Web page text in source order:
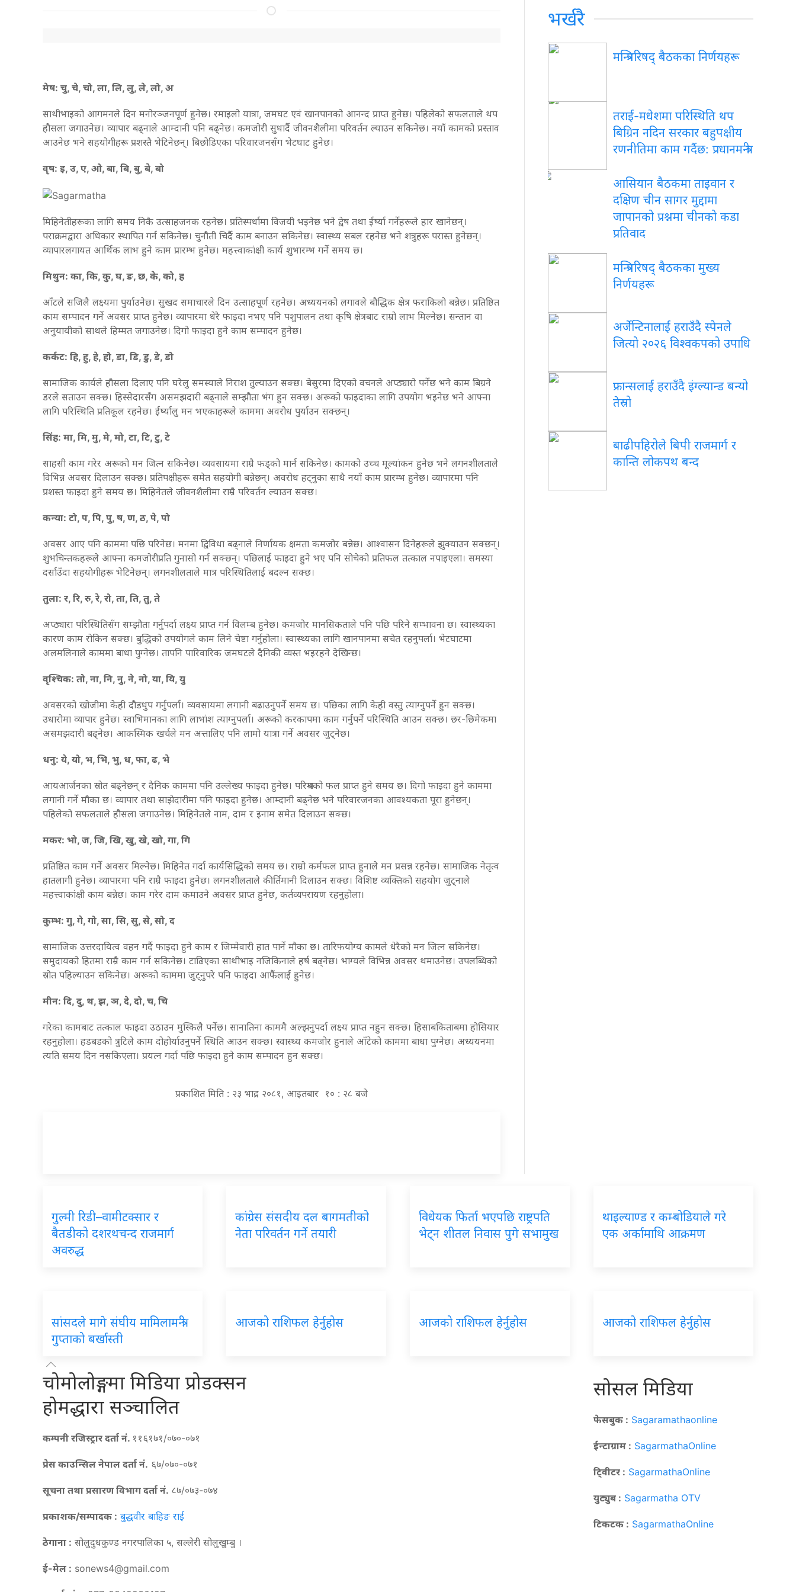
मेष: चु, चे, चो, ला, लि, लु, ले, लो, अ
साथीभाइको आगमनले दिन मनोरञ्जनपूर्ण हुनेछ। रमाइलो यात्रा, जमघट एवं खानपानको आनन्द प्राप्त हुनेछ। पहिलेको सफलताले थप
हौसला जगाउनेछ। व्यापार बढ्नाले आम्दानी पनि बढ्नेछ। कमजोरी सुधार्दै जीवनशैलीमा परिवर्तन ल्याउन सकिनेछ। नयाँ कामको प्रस्ताव
आउनेछ भने सहयोगीहरू प्रशस्तै भेटिनेछन्। बिछोडिएका परिवारजनसँग भेटघाट हुनेछ।
वृष: इ, उ, ए, ओ, बा, बि, बु, बे, बो
मिहिनेतीहरूका लागि समय निकै उत्साहजनक रहनेछ। प्रतिस्पर्धामा विजयी भइनेछ भने द्वेष तथा ईर्ष्या गर्नेहरूले हार खानेछन्।
पराक्रमद्वारा अधिकार स्थापित गर्न सकिनेछ। चुनौती चिर्दै काम बनाउन सकिनेछ। स्वास्थ्य सबल रहनेछ भने शत्रुहरू परास्त हुनेछन्।
व्यापारलगायत आर्थिक लाभ हुने काम प्रारम्भ हुनेछ। महत्त्वाकांक्षी कार्य शुभारम्भ गर्ने समय छ।
मिथुन: का, कि, कु, घ, ङ, छ, के, को, ह
आँटले सजिलै लक्ष्यमा पुर्याउनेछ। सुखद समाचारले दिन उत्साहपूर्ण रहनेछ। अध्ययनको लगावले बौद्धिक क्षेत्र फराकिलो बन्नेछ। प्रतिष्ठित
काम सम्पादन गर्ने अवसर प्राप्त हुनेछ। व्यापारमा धेरै फाइदा नभए पनि पशुपालन तथा कृषि क्षेत्रबाट राम्रो लाभ मिल्नेछ। सन्तान वा
अनुयायीको साथले हिम्मत जगाउनेछ। दिगो फाइदा हुने काम सम्पादन हुनेछ।
कर्कट: हि, हु, हे, हो, डा, डि, डु, डे, डो
सामाजिक कार्यले हौसला दिलाए पनि घरेलु समस्याले निराश तुल्याउन सक्छ। बेसुरमा दिएको वचनले अप्ठ्यारो पर्नेछ भने काम बिग्रने
डरले सताउन सक्छ। हिस्सेदारसँग असमझदारी बढ्नाले सम्झौता भंग हुन सक्छ। अरूको फाइदाका लागि उपयोग भइनेछ भने आफ्ना
लागि परिस्थिति प्रतिकूल रहनेछ। ईर्ष्यालु मन भएकाहरूले काममा अवरोध पुर्याउन सक्छन्।
सिंह: मा, मि, मु, मे, मो, टा, टि, टु, टे
साहसी काम गरेर अरूको मन जित्न सकिनेछ। व्यवसायमा राम्रै फड्को मार्न सकिनेछ। कामको उच्च मूल्यांकन हुनेछ भने लगनशीलताले
विभिन्न अवसर दिलाउन सक्छ। प्रतिपक्षीहरू समेत सहयोगी बन्नेछन्। अवरोध हट्नुका साथै नयाँ काम प्रारम्भ हुनेछ। व्यापारमा पनि
प्रशस्त फाइदा हुने समय छ। मिहिनेतले जीवनशैलीमा राम्रै परिवर्तन ल्याउन सक्छ।
कन्या: टो, प, पि, पु, ष, ण, ठ, पे, पो
अवसर आए पनि काममा पछि परिनेछ। मनमा द्विविधा बढ्नाले निर्णायक क्षमता कमजोर बन्नेछ। आश्वासन दिनेहरूले झुक्याउन सक्छन्।
शुभचिन्तकहरूले आफ्ना कमजोरीप्रति गुनासो गर्न सक्छन्। पछिलाई फाइदा हुने भए पनि सोचेको प्रतिफल तत्काल नपाइएला। समस्या
दर्साउँदा सहयाेगीहरू भेटिनेछन्। लगनशीलताले मात्र परिस्थितिलाई बदल्न सक्छ।
तुला: र, रि, रु, रे, रो, ता, ति, तु, ते
अप्ठ्यारा परिस्थितिसँग सम्झौता गर्नुपर्दा लक्ष्य प्राप्त गर्न विलम्ब हुनेछ। कमजोर मानसिकताले पनि पछि परिने सम्भावना छ। स्वास्थ्यका
कारण काम रोकिन सक्छ। बुद्धिको उपयोगले काम लिने चेष्टा गर्नुहोला। स्वास्थ्यका लागि खानपानमा सचेत रहनुपर्ला। भेटघाटमा
अलमलिनाले काममा बाधा पुग्नेछ। तापनि पारिवारिक जमघटले दैनिकी व्यस्त भइरहने देखिन्छ।
वृश्चिक: तो, ना, नि, नु, ने, नो, या, यि, यु
अवसरको खोजीमा केही दौडधुप गर्नुपर्ला। व्यवसायमा लगानी बढाउनुपर्ने समय छ। पछिका लागि केही वस्तु त्याग्नुपर्ने हुन सक्छ।
उधारोमा व्यापार हुनेछ। स्वाभिमानका लागि लाभांश त्याग्नुपर्ला। अरूको करकापमा काम गर्नुपर्ने परिस्थिति आउन सक्छ। छर-छिमेकमा
असमझदारी बढ्नेछ। आकस्मिक खर्चले मन अत्तालिए पनि लामो यात्रा गर्ने अवसर जुट्नेछ।
धनु: ये, यो, भ, भि, भु, ध, फा, ढ, भे
आयआर्जनका स्रोत बढ्नेछन् र दैनिक काममा पनि उल्लेख्य फाइदा हुनेछ। परिश्रमको फल प्राप्त हुने समय छ। दिगो फाइदा हुने काममा
लगानी गर्ने मौका छ। व्यापार तथा साझेदारीमा पनि फाइदा हुनेछ। आम्दानी बढ्नेछ भने परिवारजनका आवश्यकता पूरा हुनेछन्।
पहिलेको सफलताले हौसला जगाउनेछ। मिहिनेतले नाम, दाम र इनाम समेत दिलाउन सक्छ।
मकर: भो, ज, जि, खि, खु, खे, खो, गा, गि
प्रतिष्ठित काम गर्ने अवसर मिल्नेछ। मिहिनेत गर्दा कार्यसिद्धिको समय छ। राम्रो कर्मफल प्राप्त हुनाले मन प्रसन्न रहनेछ। सामाजिक नेतृत्व
हातलागी हुनेछ। व्यापारमा पनि राम्रै फाइदा हुनेछ। लगनशीलताले कीर्तिमानी दिलाउन सक्छ। विशिष्ट व्यक्तिको सहयोग जुट्नाले
महत्त्वाकांक्षी काम बन्नेछ। काम गरेर दाम कमाउने अवसर प्राप्त हुनेछ, कर्तव्यपरायण रहनुहोला।
कुम्भ: गु, गे, गो, सा, सि, सु, से, सो, द
सामाजिक उत्तरदायित्व वहन गर्दै फाइदा हुने काम र जिम्मेवारी हात पार्ने मौका छ। तारिफयोग्य कामले धेरैको मन जित्न सकिनेछ।
समुदायको हितमा राम्रै काम गर्न सकिनेछ। टाढिएका साथीभाइ नजिकिनाले हर्ष बढ्नेछ। भाग्यले विभिन्न अवसर थमाउनेछ। उपलब्धिको
स्रोत पहिल्याउन सकिनेछ। अरूको काममा जुट्नुपरे पनि फाइदा आफैंलाई हुनेछ।
मीन: दि, दु, थ, झ, ञ, दे, दो, च, चि
गरेका कामबाट तत्काल फाइदा उठाउन मुस्किलै पर्नेछ। सानातिना काममै अल्झनुपर्दा लक्ष्य प्राप्त नहुन सक्छ। हिसाबकिताबमा होसियार
रहनुहोला। हडबडको त्रुटिले काम दोहोर्याउनुपर्ने स्थिति आउन सक्छ। स्वास्थ्य कमजोर हुनाले आँटेको काममा बाधा पुग्नेछ। अध्ययनमा
त्यति समय दिन नसकिएला। प्रयत्न गर्दा पछि फाइदा हुने काम सम्पादन हुन सक्छ।
प्रकाशित मिति : २३ भाद्र २०८१, आइतबार १० : २८ बजे
भर्खरै
मन्त्रिपरिषद् बैठकका निर्णयहरू
तराई-मधेशमा परिस्थिति थप
बिग्रिन नदिन सरकार बहुपक्षीय
रणनीतिमा काम गर्दैछ: प्रधानमन्त्री
आसियान बैठकमा ताइवान र
दक्षिण चीन सागर मुद्दामा
जापानको प्रश्नमा चीनको कडा
प्रतिवाद
मन्त्रिपरिषद् बैठकका मुख्य
निर्णयहरू
अर्जेन्टिनालाई हराउँदै स्पेनले
जित्यो २०२६ विश्वकपको उपाधि
फ्रान्सलाई हराउँदै इंग्ल्यान्ड बन्यो
तेस्रो
बाढीपहिरोले बिपी राजमार्ग र
कान्ति लोकपथ बन्द
गुल्मी रिडी–वामीटक्सार र
बैतडीको दशरथचन्द राजमार्ग
अवरुद्ध
कांग्रेस संसदीय दल बागमतीको
नेता परिवर्तन गर्ने तयारी
विधेयक फिर्ता भएपछि राष्ट्रपति
भेट्न शीतल निवास पुगे सभामुख
थाइल्याण्ड र कम्बोडियाले गरे
एक अर्कामाथि आक्रमण
सांसदले मागे संघीय मामिलामन्त्री
गुप्ताको बर्खास्ती
आजको राशिफल हेर्नुहोस आजको राशिफल हेर्नुहोस आजको राशिफल हेर्नुहोस
चोमोलोङ्गमा मिडिया प्रोडक्सन
होमद्धारा सञ्चालित
कम्पनी रजिस्ट्रार दर्ता नं. ११६१७१/०७०-०७१
प्रेस काउन्सिल नेपाल दर्ता नं. ६७/०७०-०७१
सूचना तथा प्रसारण विभाग दर्ता नं. ८७/०७३-०७४
प्रकाशक/सम्पादक : बुद्धवीर बाहिङ राई
ठेगाना : सोलुदुधकुण्ड नगरपालिका ५, सल्लेरी सोलुखुम्बु ।
ई-मेल : sonews4@gmail.com
सोसल मिडिया
फेसबुक : Sagaramathaonline
ईन्टाग्राम : SagarmathaOnline
टि्वीटर : SagarmathaOnline
युट्युब : Sagarmatha OTV
टिकटक : SagarmathaOnline